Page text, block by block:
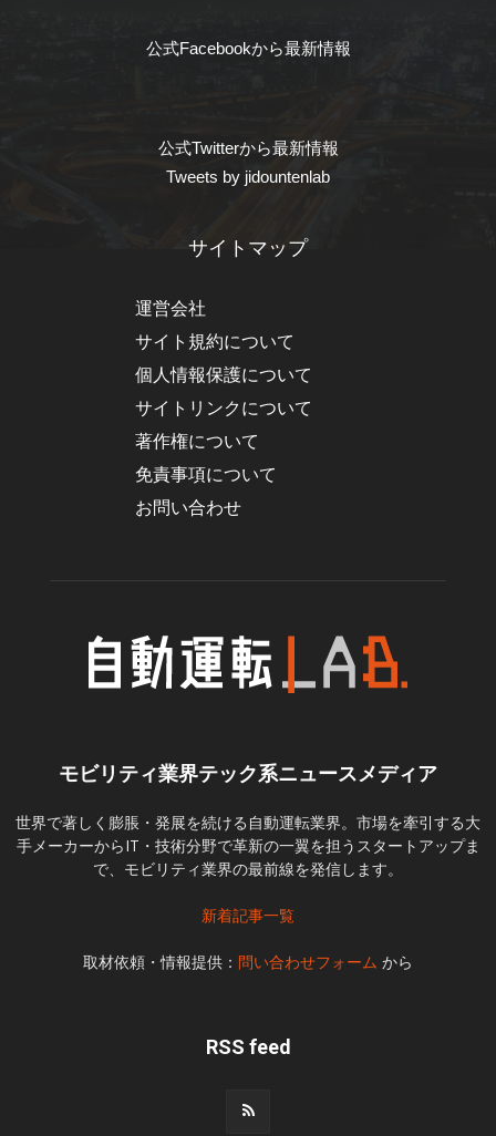
公式Facebookから最新情報
公式Twitterから最新情報
Tweets by jidountenlab
サイトマップ
運営会社
サイト規約について
個人情報保護について
サイトリンクについて
著作権について
免責事項について
お問い合わせ
モビリティ業界テック系ニュースメディア
世界で著しく膨脹・発展を続ける自動運転業界。市場を牽引する大
手メーカーからIT・技術分野で革新の一翼を担うスタートアップま
で、モビリティ業界の最前線を発信します。
新着記事一覧
取材依頼・情報提供： 問い合わせフォーム から
RSS feed